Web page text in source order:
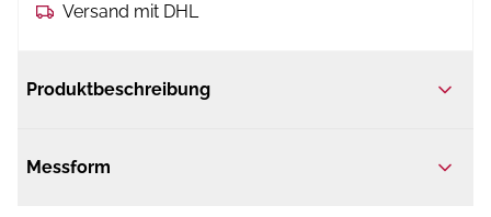
Versand mit DHL
Produktbeschreibung
Messform